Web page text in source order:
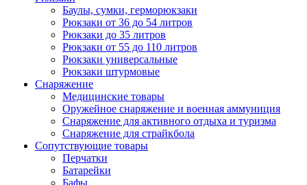
Баулы, сумки, герморюкзаки
Рюкзаки от 36 до 54 литров
Рюкзаки до 35 литров
Рюкзаки от 55 до 110 литров
Рюкзаки универсальные
Рюкзаки штурмовые
Снаряжение
Медицинские товары
Оружейное снаряжение и военная аммуниция
Снаряжение для активного отдыха и туризма
Снаряжение для страйкбола
Сопутствующие товары
Перчатки
Батарейки
Бафы